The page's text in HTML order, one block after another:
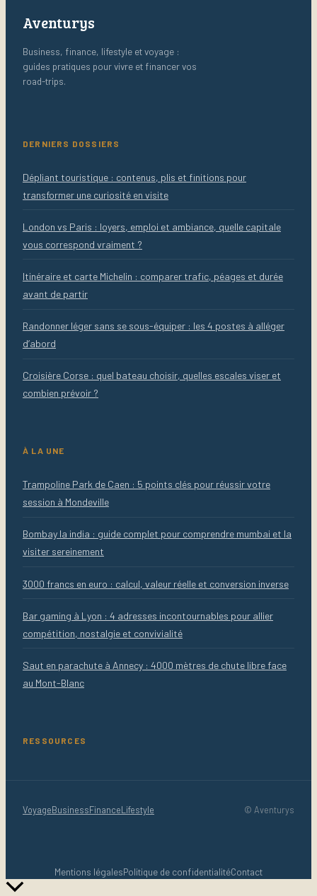
Aventurys
Business, finance, lifestyle et voyage :
guides pratiques pour vivre et financer vos
road-trips.
DERNIERS DOSSIERS
Dépliant touristique : contenus, plis et finitions pour
transformer une curiosité en visite
London vs Paris : loyers, emploi et ambiance, quelle capitale
vous correspond vraiment ?
Itinéraire et carte Michelin : comparer trafic, péages et durée
avant de partir
Randonner léger sans se sous-équiper : les 4 postes à alléger
d’abord
Croisière Corse : quel bateau choisir, quelles escales viser et
combien prévoir ?
À LA UNE
Trampoline Park de Caen : 5 points clés pour réussir votre
session à Mondeville
Bombay la india : guide complet pour comprendre mumbai et la
visiter sereinement
3000 francs en euro : calcul, valeur réelle et conversion inverse
Bar gaming à Lyon : 4 adresses incontournables pour allier
compétition, nostalgie et convivialité
Saut en parachute à Annecy : 4000 mètres de chute libre face
au Mont-Blanc
RESSOURCES
VoyageBusinessFinanceLifestyle © Aventurys
Mentions légalesPolitique de confidentialitéContact